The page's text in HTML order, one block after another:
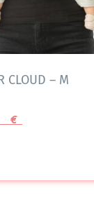
CLOUD – M
€